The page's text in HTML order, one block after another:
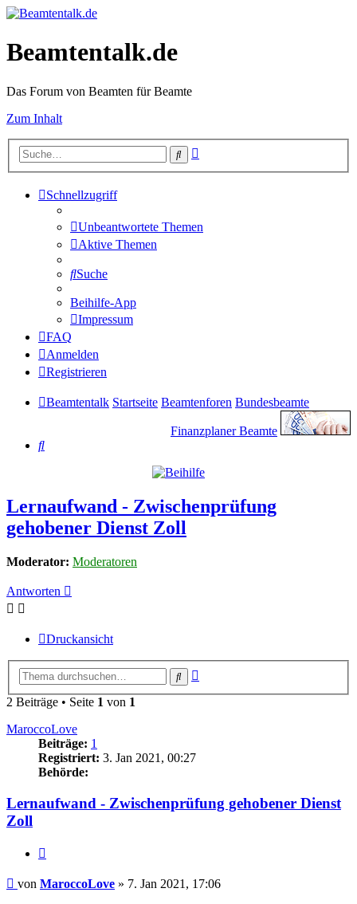
Beamtentalk.de
Das Forum von Beamten für Beamte
Zum Inhalt
Suche
Schnellzugriff
Unbeantwortete Themen
Aktive Themen
Suche
Beihilfe-App
Impressum
FAQ
Anmelden
Registrieren
Beamtentalk Startseite Beamtenforen Bundesbeamte
Finanzplaner Beamte
Suche
Lernaufwand - Zwischenprüfung
gehobener Dienst Zoll
Moderator: Moderatoren
Antworten
Druckansicht
Suche
2 Beiträge • Seite 1 von 1
MaroccoLove
Beiträge: 1
Registriert: 3. Jan 2021, 00:27
Behörde:
Lernaufwand - Zwischenprüfung gehobener Dienst
Zoll
Beitrag
von MaroccoLove » 7. Jan 2021, 17:06